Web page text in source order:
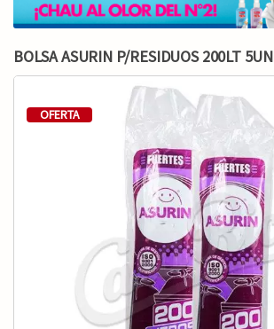
:
BOLSA ASURIN P/RESIDUOS 200LT 5UN
OFERTA